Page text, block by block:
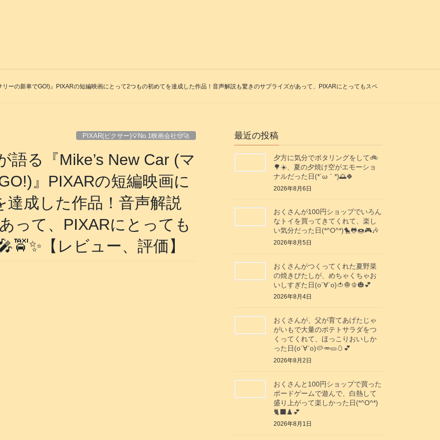
ーの新車でGO!)』PIXARの短編映画にとって2つもの初めてを達成した作品！音声解説も驚きのサプライズがあって、PIXARにとってもスペ
PIXAR(ピクサー)💡No.1映画会社🤠🚀
語る『Mike’s New Car (マ
』PIXARの短編映画に
成した作品！音声解説
って、PIXARにとっても
【レビュー、評価】
最近の投稿
夕方に気分でポタリングをして🚲️
🌳☀️、夏の夕焼け空がエモーショ
ナルだった日(⁠*⁠´⁠ω⁠｀⁠*⁠)🌅🍀
2026年8月6日
おくさんが100円ショップでいろん
なトイを買ってきてくれて、楽し
い気分だった日(*^O^*)🐤🐸🍩🎮️🎶
2026年8月5日
おくさんがつくってくれた夏野菜
の焼きびたしが、めちゃくちゃお
いしすぎた日(о´∀`о)🍅🧅🫑🎃💕
2026年8月4日
おくさんが、父が育てあげたじゃ
がいもで大量のポテトサラダをつ
くってくれて、ほっこりおいしか
った日(о´∀`о)🥔🥕🥒🥚💕
2026年8月2日
おくさんと100円ショップで買った
ボードゲームで遊んで、白熱して
盛り上がって楽しかった日(*^O^*)
🐈‍⬛♟️💕
2026年8月1日